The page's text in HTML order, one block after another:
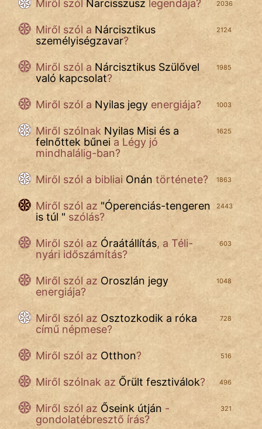
2036
Miről szól Narcisszusz legendája?
2124
Miről szól a Nárcisztikus
személyiségzavar?
1985
Miről szól a Nárcisztikus Szülővel
való kapcsolat?
1003
Miről szól a Nyilas jegy energiája?
1625
Miről szólnak Nyilas Misi és a
felnőttek bűnei a Légy jó
mindhalálig-ban?
1863
Miről szól a bibliai Onán története?
2443
Miről szól az "Óperenciás-tengeren
is túl " szólás?
603
Miről szól az Óraátállítás, a Téli-
nyári időszámítás?
1048
Miről szól az Oroszlán jegy
energiája?
728
Miről szól az Osztozkodik a róka
című népmese?
516
Miről szól az Otthon?
496
Miről szólnak az Őrült fesztiválok?
321
Miről szól az Őseink útján -
gondolatébresztő írás?